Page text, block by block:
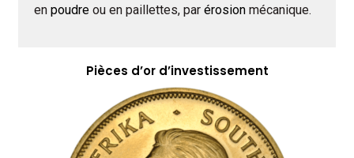
enpoudre ou en paillettes, parérosion mécanique.
Pièces d’or d’investissement